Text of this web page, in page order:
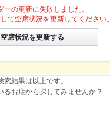
ーの更新に失敗しました。
て空席状況を更新してください。
空席状況を更新する
索結果は以上です。
るお店から探してみませんか？